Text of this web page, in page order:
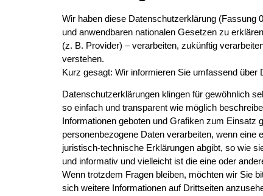
Wir haben diese Datenschutzerklärung (Fassung
und anwendbaren nationalen Gesetzen zu
(z. B. Provider) – verarbeiten, zukünftig
verstehen.
Kurz gesagt: Wir informieren Sie umfassend über
Datenschutzerklärungen klingen für gewöhnlich
so einfach und transparent wie möglich
Informationen geboten und Grafiken zum
personenbezogene Daten verarbeiten, wenn
juristisch-technische Erklärungen abgibt, so wie
und informativ und vielleicht ist die eine oder
Wenn trotzdem Fragen bleiben, möchten wir Sie
sich weitere Informationen auf Drittseiten